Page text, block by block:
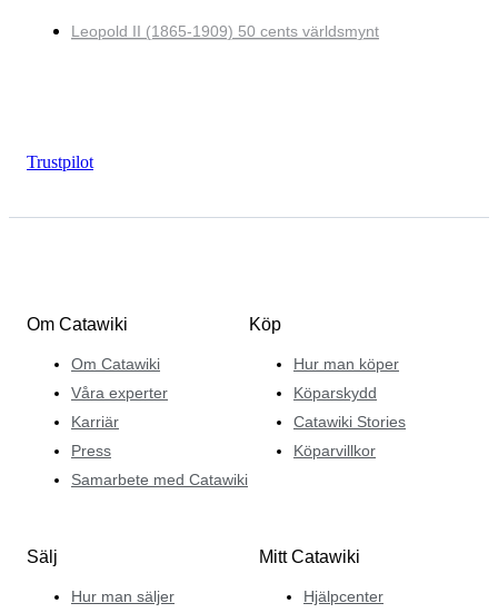
Leopold II (1865-1909) 50 cents världsmynt
Trustpilot
Om Catawiki
Om Catawiki
Våra experter
Karriär
Press
Samarbete med Catawiki
Köp
Hur man köper
Köparskydd
Catawiki Stories
Köparvillkor
Sälj
Hur man säljer
Mitt Catawiki
Hjälpcenter